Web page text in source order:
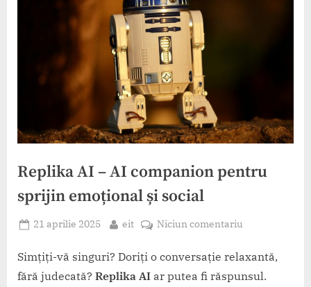
Replika AI – AI companion pentru
sprijin emoțional și social
Posted
21 aprilie 2025 By
eit Niciun comentariu
AI
Simțiți-vă singuri? Doriți o conversație relaxantă,
fără judecată? Replika AI ar putea fi răspunsul.